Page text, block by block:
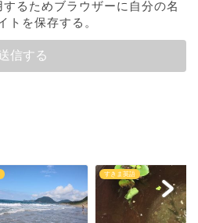
るためブラウザーに自分の名
トを保存する。
すきま英語